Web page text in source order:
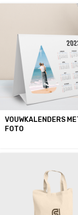
VOUWKALENDERS
FOTO